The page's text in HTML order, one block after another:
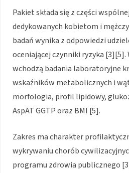
Pakiet składa się z części
dedykowanych kobietom i
badań wynika z odpowiedzi
oceniającej czynniki ryzyka [3][5].
wchodzą badania laboratoryjne
wskaźników metabolicznych i
morfologia, profil lipidowy,
AspAT GGTP oraz BMI [5].
Zakres ma charakter
wykrywaniu chorób
programu zdrowia publicznego